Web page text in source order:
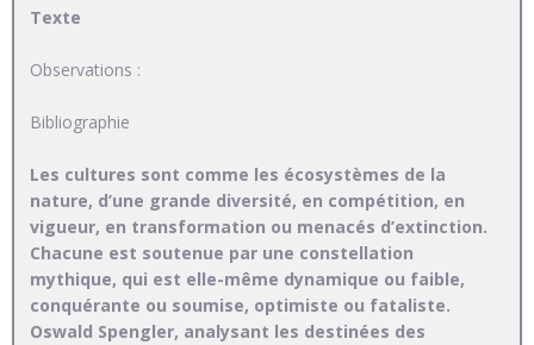
Texte
Observations :
Bibliographie
Les cultures sont comme les écosystèmes de la
nature, d’une grande diversité, en compétition, en
vigueur, en transformation ou menacés d’extinction.
Chacune est soutenue par une constellation
mythique, qui est elle-même dynamique ou faible,
conquérante ou soumise, optimiste ou fataliste.
Oswald Spengler, analysant les destinées des